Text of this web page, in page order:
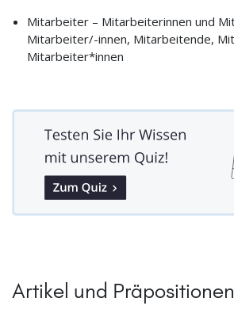
Mitarbeiter – Mitarbeiterinnen und
Mitarbeiter/-innen, Mitarbeitende,
Mitarbeiter*innen
Artikel und Präpositionen